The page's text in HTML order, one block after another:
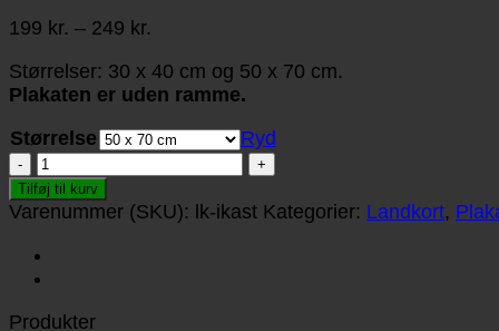
199 kr. – 249 kr.
til
249 kr.
Størrelser: 30 x 40 cm og 50 x 70 cm.
Plakaten er uden ramme.
Størrelse
Ryd
Landkort-
Ikast
antal
Tilføj til kurv
Varenummer (SKU): lk-ikast Kategorier: Landkort,
Produkter